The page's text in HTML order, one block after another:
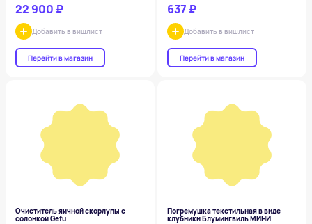
22 900 ₽
Добавить в вишлист
Перейти в магазин
637 ₽
Добавить в вишлист
Перейти в магазин
Очиститель яичной скорлупы с
солонкой Gefu
Погремушка текстильная в виде
клубники Блумингвиль МИНИ